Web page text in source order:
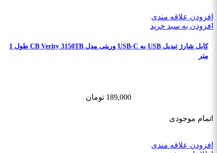
افزودن علاقه مندی
افزودن به سبد خرید
کابل شارژ تبدیل USB به USB-C وریتی مدل CB Verity 3150TB طول 1
متر
189,000 تومان
اتمام موجودی
افزودن علاقه مندی